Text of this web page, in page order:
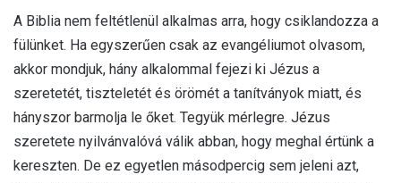
A Biblia nem feltétlenül alkalmas arra, hogy csiklandozza a
fülünket. Ha egyszerűen csak az evangéliumot olvasom,
akkor mondjuk, hány alkalommal fejezi ki Jézus a
szeretetét, tiszteletét és örömét a tanítványok miatt, és
hányszor barmolja le őket. Tegyük mérlegre. Jézus
szeretete nyilvánvalóvá válik abban, hogy meghal értünk a
kereszten. De ez egyetlen másodpercig sem jeleni azt,